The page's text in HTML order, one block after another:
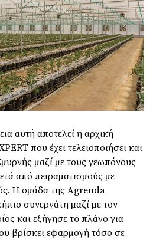
αυτή αποτελεί η αρχική
που έχει τελειοποιήσει και
µαζί µε τους γεωπόνους
από πειραµατισµούς µε
Η οµάδα της Agrenda
συνεργάτη µαζί µε τον
και εξήγησε τo πλάνο για
βρίσκει εφαρµογή τόσο σε